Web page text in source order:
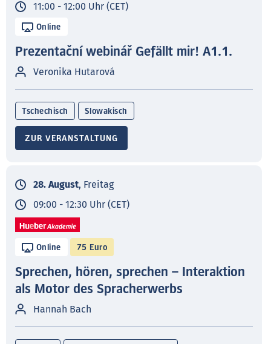
11:00 - 12:00 Uhr (CET)
Online
Prezentační webinář Gefällt mir! A1.1.
Veronika Hutarová
Tschechisch Slowakisch
ZUR VERANSTALTUNG
28. August, Freitag
09:00 - 12:30 Uhr (CET)
Online 75 Euro
Sprechen, hören, sprechen – Interaktion
als Motor des Spracherwerbs
Hannah Bach